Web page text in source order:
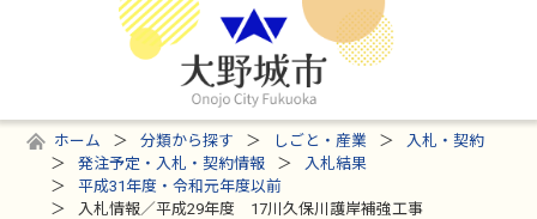
ホーム 分類から探す しごと・産業
入札・契約
発注予定・入札・契約情報
入札結果
平成31年度・令和元年度以前
入札情報／平成29年度 17川久保川護岸補強工事